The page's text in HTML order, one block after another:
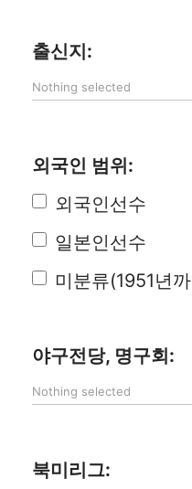
출신지:
Nothing selected
외국인 범위:
외국인선수
일본인선수
미분류(1951년까지)
야구전당, 명구회:
Nothing selected
북미리그: